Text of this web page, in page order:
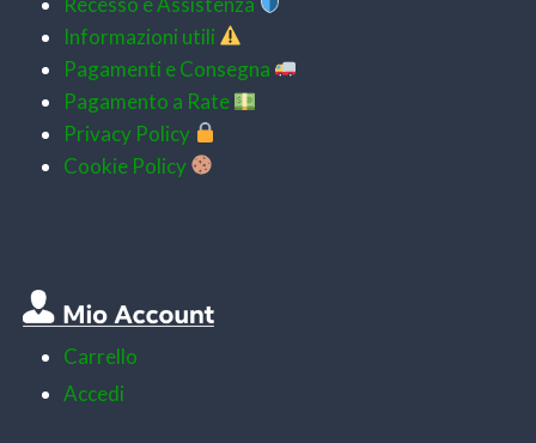
Informazioni utili
Pagamenti eConsegna
Pagamento a Rate
Privacy Policy
Cookie Policy
Carrello
Accedi